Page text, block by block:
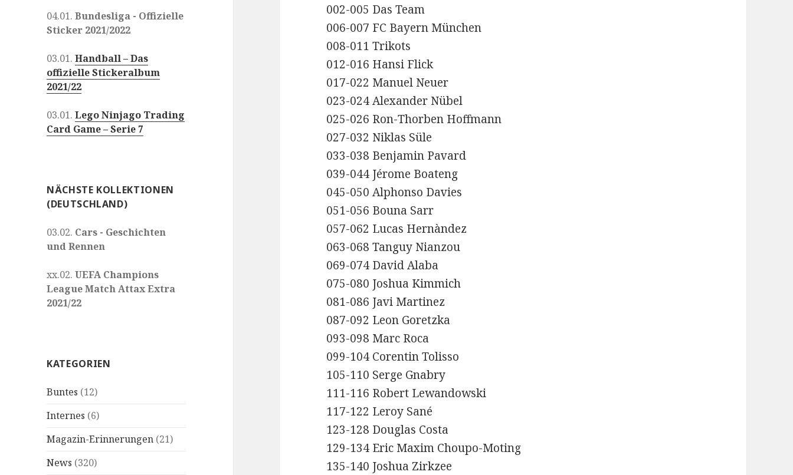
04.01.Bundesliga - Offizielle
Sticker 2021/2022
03.01.Handball – Das
offizielle Stickeralbum
2021/22
03.01.Lego Ninjago Trading
Card Game – Serie 7
NÄCHSTE KOLLEKTIONEN
(DEUTSCHLAND)
03.02. Cars - Geschichten
und Rennen
xx.02.UEFA Champions
League Match Attax Extra
2021/22
KATEGORIEN
Buntes (12)
Internes (6)
Magazin-Erinnerungen (21)
News (320)
002-005 Das Team
006-007 FC Bayern München
008-011 Trikots
012-016 Hansi Flick
017-022 Manuel Neuer
023-024 Alexander Nübel
025-026 Ron-Thorben Hoffmann
027-032 Niklas Süle
033-038 Benjamin Pavard
039-044 Jérome Boateng
045-050 Alphonso Davies
051-056 Bouna Sarr
057-062 Lucas Hernàndez
063-068 Tanguy Nianzou
069-074 David Alaba
075-080 Joshua Kimmich
081-086 Javi Martinez
087-092 Leon Goretzka
093-098 Marc Roca
099-104 Corentin Tolisso
105-110 Serge Gnabry
111-116 Robert Lewandowski
117-122 Leroy Sané
123-128 Douglas Costa
129-134 Eric Maxim Choupo-Moting
135-140 Joshua Zirkzee